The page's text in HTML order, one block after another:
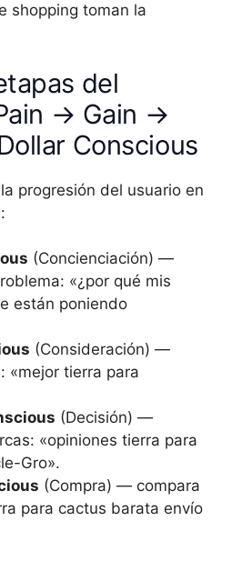
shopping toman la
del
→ Gain →
Conscious
progresión del usuario en
(Concienciación) —
«¿por qué mis
están poniendo
(Consideración) —
«mejor tierra para
(Decisión) —
«opiniones tierra para
Gro».
(Compra) — compara
para cactus barata envío